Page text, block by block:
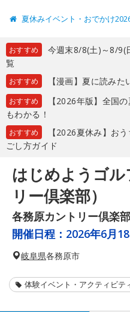
夏休みイベント・おでかけ
おすすめ
今週末8/8(土)～8/9(
覧
おすすめ 【漫画】夏に読み
おすすめ
【2026年版】全国
もわかる！
おすすめ
【2026夏休み】お
ごし方ガイド
はじめようゴル
リー倶楽部）
各務原カントリー倶楽部
開催日程： 2026年6月
岐阜県各務原市
体験イベント・アクティビテ